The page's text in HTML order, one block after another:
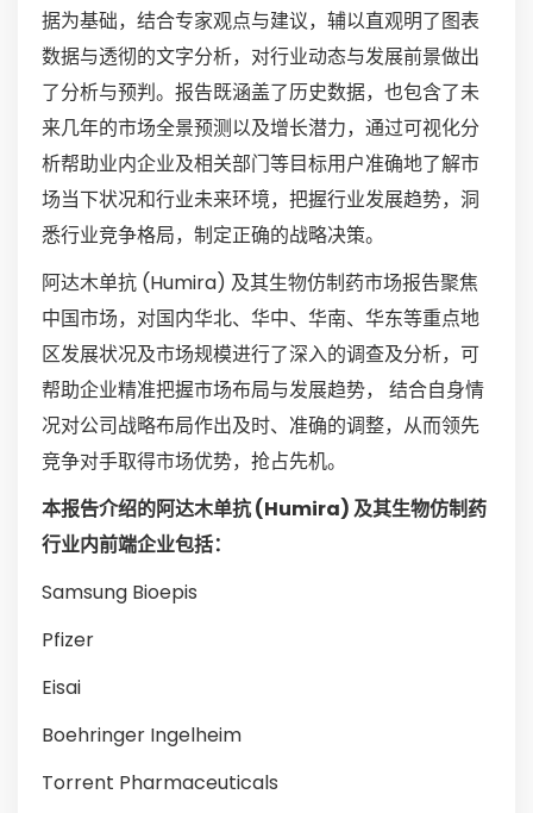
据为基础，结合专家观点与建议，辅以直观明了图表
数据与透彻的文字分析，对行业动态与发展前景做出
了分析与预判。报告既涵盖了历史数据，也包含了未
来几年的市场全景预测以及增长潜力，通过可视化分
析帮助业内企业及相关部门等目标用户准确地了解市
场当下状况和行业未来环境，把握行业发展趋势，洞
悉行业竞争格局，制定正确的战略决策。
阿达木单抗 (Humira) 及其生物仿制药市场报告聚焦
中国市场，对国内华北、华中、华南、华东等重点地
区发展状况及市场规模进行了深入的调查及分析，可
帮助企业精准把握市场布局与发展趋势， 结合自身情
况对公司战略布局作出及时、准确的调整，从而领先
竞争对手取得市场优势，抢占先机。
本报告介绍的阿达木单抗 (Humira) 及其生物仿制药
行业内前端企业包括：
Samsung Bioepis
Pfizer
Eisai
Boehringer Ingelheim
Torrent Pharmaceuticals